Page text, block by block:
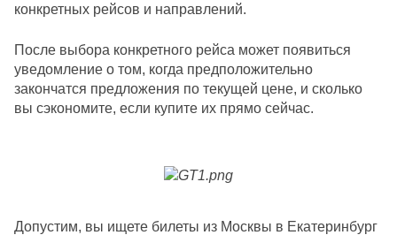
конкретных рейсов и направлений.
После выбора конкретного рейса может появиться
уведомление о том, когда предположительно
закончатся предложения по текущей цене, и сколько
вы сэкономите, если купите их прямо сейчас.
Допустим, вы ищете билеты из Москвы в Екатеринбург